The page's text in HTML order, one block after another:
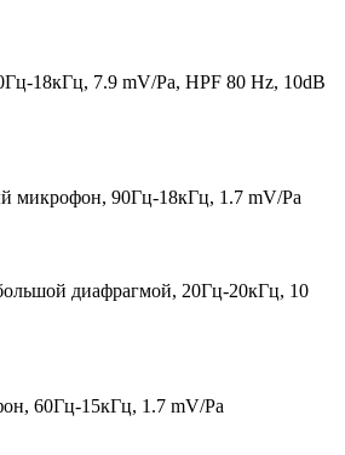
18кГц, 7.9 mV/Pa, HPF 80 Hz, 10dB
микрофон, 90Гц-18кГц, 1.7 mV/Pa
диафрагмой, 20Гц-20кГц, 10
60Гц-15кГц, 1.7 mV/Pa